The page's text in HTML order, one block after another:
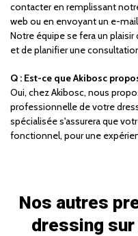
contacter en remplissant
web ou en envoyant un e-
Notre équipe se fera un
et de planifier une
Q : Est-ce que Akibosc
Oui, chez Akibosc, nous
professionnelle de votre
spécialisée s'assurera que
fonctionnel, pour une
Nos autres
dressing